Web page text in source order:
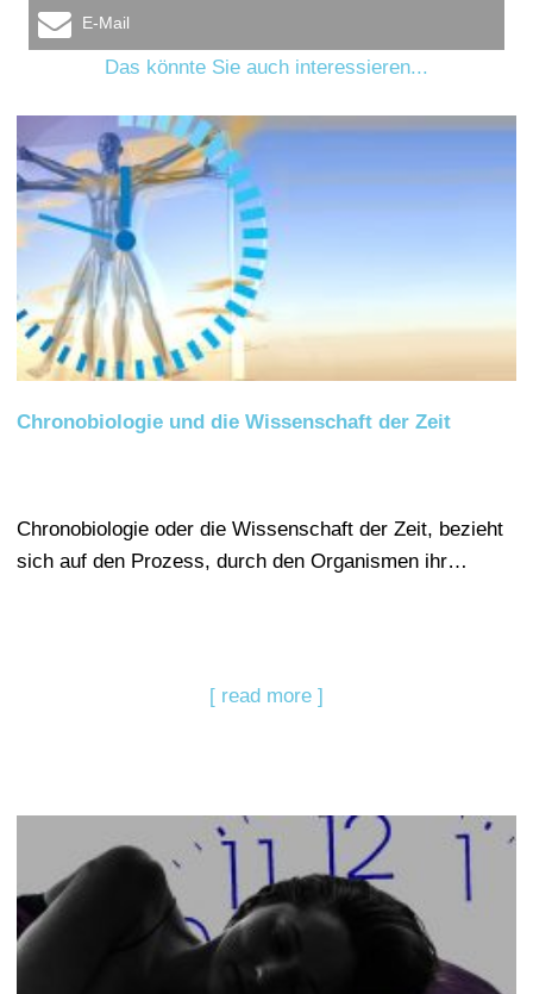
E-Mail
Das könnte Sie auch interessieren...
Chronobiologie und die Wissenschaft der Zeit
Chronobiologie oder die Wissenschaft der Zeit, bezieht
sich auf den Prozess, durch den Organismen ihr…
[ read more ]